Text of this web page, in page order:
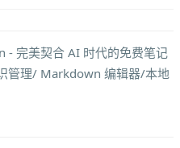
- 完美契合 AI 时代的免费笔记
管理/ Markdown 编辑器/本地